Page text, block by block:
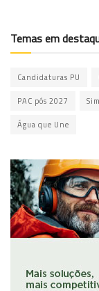
Temas em
Candidaturas PU
PAC pós 2027
Água que Une